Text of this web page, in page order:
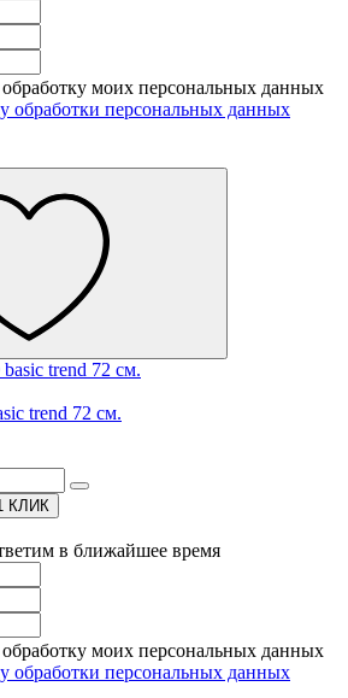
моих персональных данных
обработки персональных данных
trend 72 см.
КЛИК
в ближайшее время
моих персональных данных
обработки персональных данных